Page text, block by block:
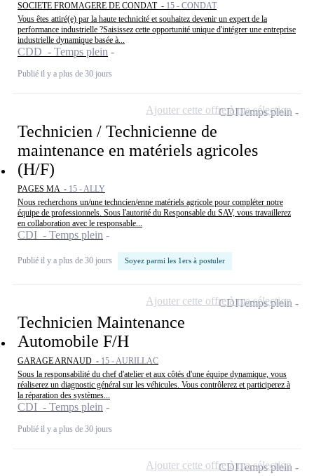
SOCIETE FROMAGERE DE CONDAT - 15 - CONDAT
Vous êtes attiré(e) par la haute technicité et souhaitez devenir un expert de la
performance industrielle ?Saisissez cette opportunité unique d'intégrer une entreprise
industrielle dynamique basée à...
CDD - Temps plein
Publié il y a plus de 30 jours
Technicien / Technicienne de
maintenance en matériels agricoles
(H/F)
PAGES MA - 15 - ALLY
Nous recherchons un/une techncien/enne matériels agricole pour compléter notre
équipe de professionnels. Sous l'autorité du Responsable du SAV, vous travaillerez
en collaboration avec le responsable...
CDI - Temps plein
Publié il y a plus de 30 jours Soyez parmi les 1ers à postuler
CDITemps plein
Ajouter cette offre à ma sélection
Technicien Maintenance
Automobile F/H
GARAGE ARNAUD - 15 - AURILLAC
Sous la responsabilité du chef d'atelier et aux côtés d'une équipe dynamique, vous
réaliserez un diagnostic général sur les véhicules. Vous contrôlerez et participerez à
la réparation des systèmes...
CDI - Temps plein
Publié il y a plus de 30 jours
CDITemps plein
Ajouter cette offre à ma sélection
CDITemps plein
Ajouter cette offre à ma sélection